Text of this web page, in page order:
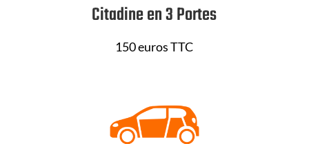
Citadine en 3 Portes
150 euros TTC